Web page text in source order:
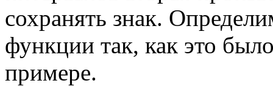
сохранять знак.
функции так, как это
примере.